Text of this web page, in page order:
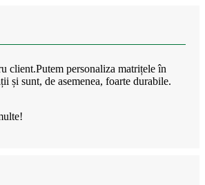
client.Putem personaliza matrițele în
și sunt, de asemenea, foarte durabile.